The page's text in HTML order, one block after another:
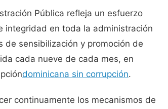
Pública refleja un esfuerzo
integridad en toda la administración
de sensibilización y promoción de
cada nueve de cada mes, en
dominicana sin corrupción.
continuamente los mecanismos de